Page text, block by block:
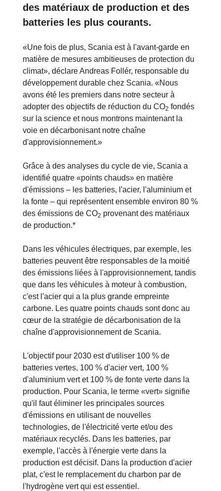
des matériaux de production et des
batteries les plus courants.
«Une fois de plus, Scania est à l'avant-garde en
matière de mesures ambitieuses de protection du
climat», déclare Andreas Follér, responsable du
développement durable chez Scania. «Nous
avons été les premiers dans notre secteur à
adopter des objectifs de réduction du CO2 fondés
sur la science et nous montrons maintenant la
voie en décarbonisant notre chaîne
d'approvisionnement.»
Grâce à des analyses du cycle de vie, Scania a
identifié quatre «points chauds» en matière
d'émissions – les batteries, l'acier, l'aluminium et
la fonte – qui représentent ensemble environ 80 %
des émissions de CO2 provenant des matériaux
de production.*
Dans les véhicules électriques, par exemple, les
batteries peuvent être responsables de la moitié
des émissions liées à l'approvisionnement, tandis
que dans les véhicules à moteur à combustion,
c'est l'acier qui a la plus grande empreinte
carbone. Les quatre points chauds sont donc au
cœur de la stratégie de décarbonisation de la
chaîne d'approvisionnement de Scania.
L'objectif pour 2030 est d'utiliser 100 % de
batteries vertes, 100 % d'acier vert, 100 %
d'aluminium vert et 100 % de fonte verte dans la
production. Pour Scania, le terme «vert» signifie
qu'il faut éliminer les principales sources
d'émissions en utilisant de nouvelles
technologies, de l'électricité verte et/ou des
matériaux recyclés. Dans les batteries, par
exemple, l'accès à l'énergie verte dans la
production est décisif. Dans la production d'acier
plat, c'est le remplacement du charbon par de
l'hydrogène vert qui est essentiel.